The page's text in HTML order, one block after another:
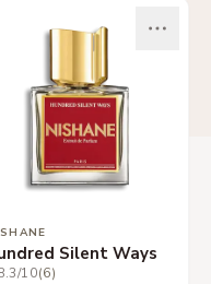
Silent Ways
/10(6)